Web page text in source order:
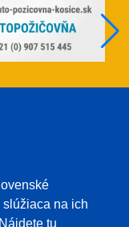
na ich
tu